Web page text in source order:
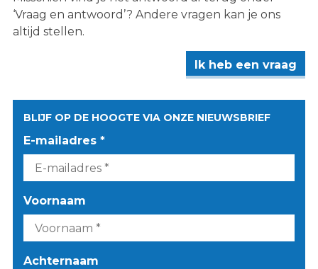
‘Vraag en antwoord’? Andere vragen kan je ons
altijd stellen.
Ik heb een vraag
BLIJF OP DE HOOGTE VIA ONZE NIEUWSBRIEF
E-mailadres *
Voornaam
Achternaam